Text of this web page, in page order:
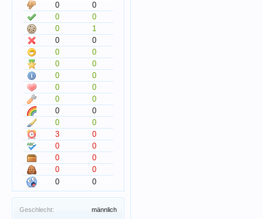
0
0
0
0
0
1
0
0
0
0
0
0
0
0
0
0
0
0
0
0
0
0
3
0
0
0
0
0
0
0
0
0
Geschlecht: männlich